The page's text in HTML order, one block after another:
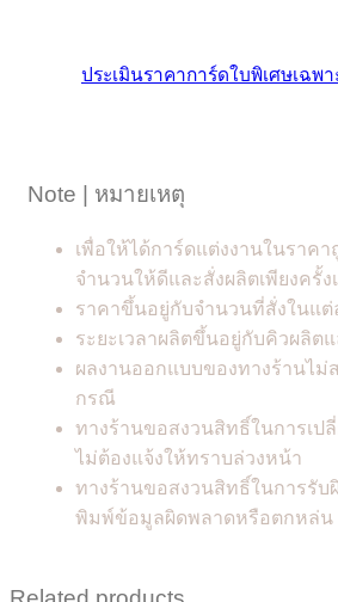
ประเมินราคาการ์ดใบพิเศษเฉพ
Note | หมายเหตุ
เพื่อให้ได้การ์ดแต่งงานในราค
จำนวนให้ดีและสั่งผลิตเพียงครั้ง
ราคาขึ้นอยู่กับจำนวนที่สั่งในแต่
ระยะเวลาผลิตขึ้นอยู่กับคิวผลิ
ผลงานออกแบบของทางร้านไม่
กรณี
ทางร้านขอสงวนสิทธิ์ในการเ
ไม่ต้องแจ้งให้ทราบล่วงหน้า
ทางร้านขอสงวนสิทธิ์ในการรับ
พิมพ์ข้อมูลผิดพลาดหรือตกหล่น